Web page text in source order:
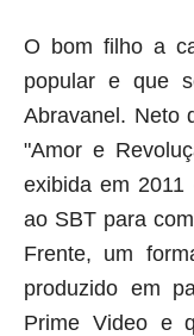
O bom filho a
popular e que
Abravanel. Neto
"Amor e
exibida em
ao SBT para
Frente, um
produzido em
Prime Video e